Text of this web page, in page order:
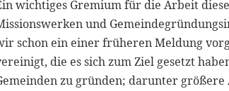
wichtiges Gremium für die Arbeit
und
schon ein einer früheren Meldung
die es sich zum Ziel gesetzt
zu gründen; darunter